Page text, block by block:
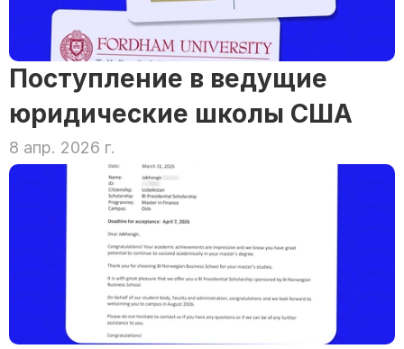
Поступление в ведущие
юридические школы США
8 апр. 2026 г.